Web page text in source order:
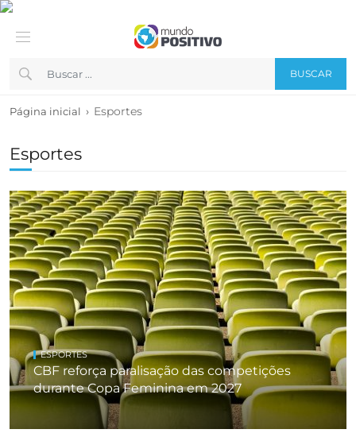
BUSCAR
Página inicial › Esportes
Esportes
ESPORTES
CBF reforça paralisação das competições
durante Copa Feminina em 2027